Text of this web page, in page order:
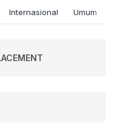
Internasional Umum